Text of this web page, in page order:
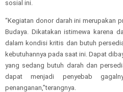
sosial ini.
“Kegiatan donor darah ini merupakan
Budaya. Dikatakan istimewa karena
dalam kondisi kritis dan butuh
kebutuhannya pada saat ini. Dapat
yang sedang butuh darah dan
dapat menjadi penyebab
penanganan,”terangnya.